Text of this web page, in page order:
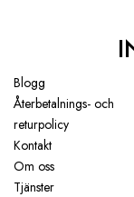
Blogg
Återbetalnings- och
returpolicy
Kontakt
Om oss
Tjänster